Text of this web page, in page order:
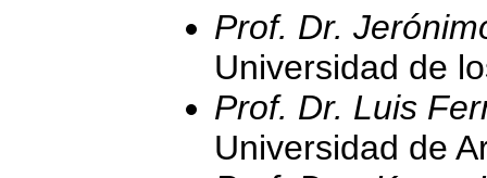
Prof. Dr.
Universidad de
Prof. Dr. Luis
Universidad de